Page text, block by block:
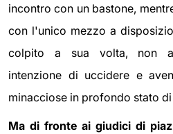
incontro con un bastone,
con l'unico mezzo a
colpito a sua volta, non
intenzione di uccidere e
minacciose in profondo stato
Ma di fronte ai giudici di